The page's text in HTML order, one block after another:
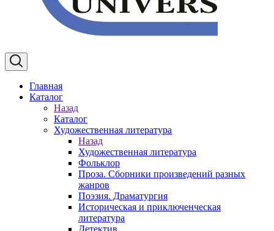
Главная
Каталог
Назад
Каталог
Художественная литература
Назад
Художественная литература
Фольклор
Проза. Сборники произведений разных
жанров
Поэзия. Драматургия
Историческая и приключенческая
литература
Детектив